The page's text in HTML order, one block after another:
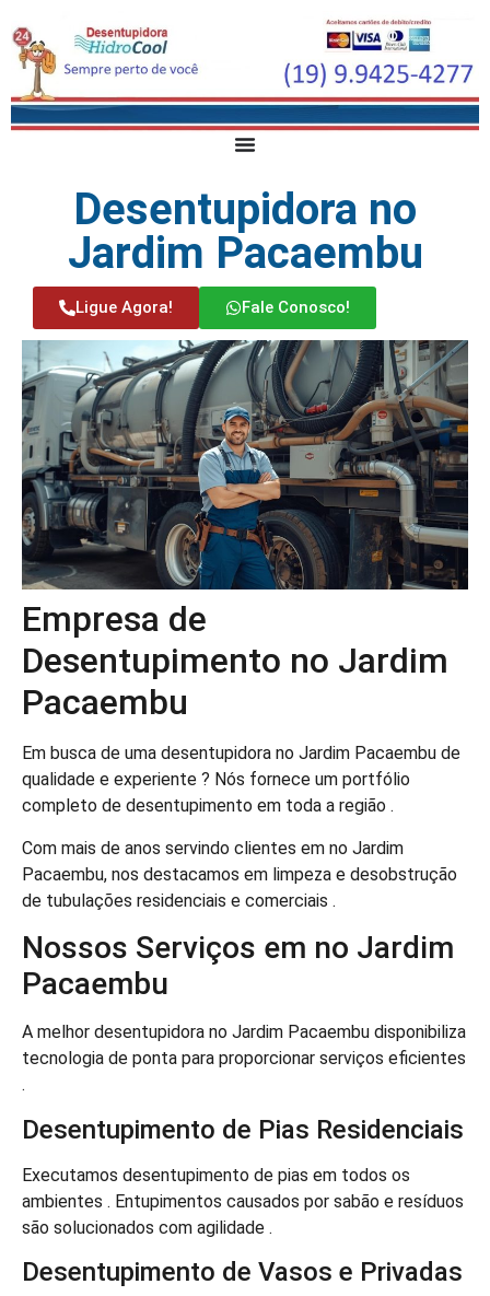
Desentupidora no
Jardim Pacaembu
Ligue Agora! Fale Conosco!
Empresa de
Desentupimento no Jardim
Pacaembu
Em busca de uma desentupidora no Jardim Pacaembu de
qualidade e experiente ? Nós fornece um portfólio
completo de desentupimento em toda a região .
Com mais de anos servindo clientes em no Jardim
Pacaembu, nos destacamos em limpeza e desobstrução
de tubulações residenciais e comerciais .
Nossos Serviços em no Jardim
Pacaembu
A melhor desentupidora no Jardim Pacaembu disponibiliza
tecnologia de ponta para proporcionar serviços eficientes
.
Desentupimento de Pias Residenciais
Executamos desentupimento de pias em todos os
ambientes . Entupimentos causados por sabão e resíduos
são solucionados com agilidade .
Desentupimento de Vasos e Privadas